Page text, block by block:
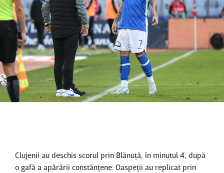
Clujenii au deschis scorul prin Blănuţă, în minutul 4, după
o gafă a apărării constănţene. Oaspeţii au replicat prin